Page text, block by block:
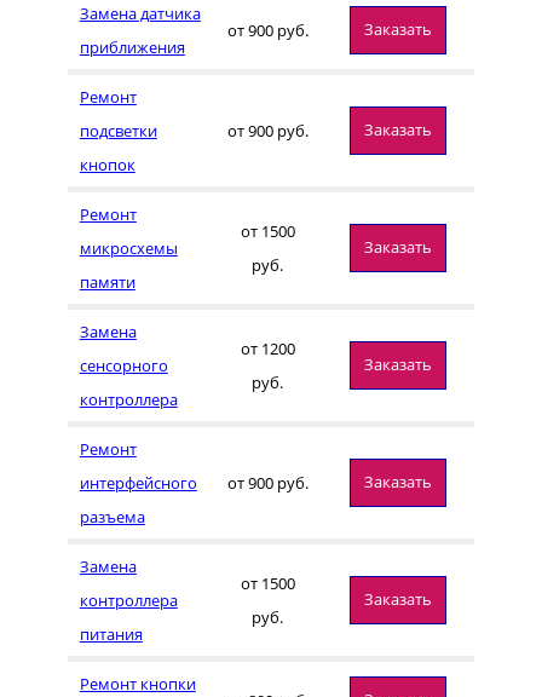
Замена датчика
приближения
от 900 руб. Заказать
Ремонт
подсветки
кнопок
от 900 руб. Заказать
Ремонт
микросхемы
памяти
от 1500
руб.
Заказать
Замена
сенсорного
контроллера
от 1200
руб.
Заказать
Ремонт
интерфейсного
разъема
от 900 руб. Заказать
Замена
контроллера
питания
от 1500
руб.
Заказать
Ремонт кнопки